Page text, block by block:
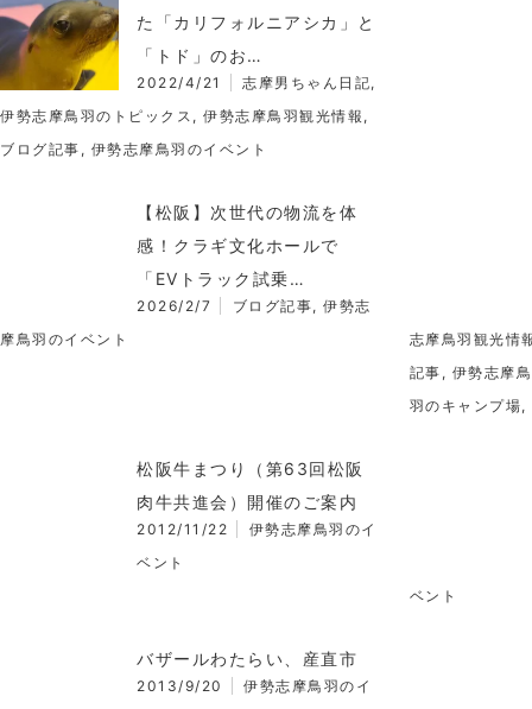
た「カリフォルニアシカ」と
「トド」のお…
2022/4/21 志摩男ちゃん日記,
伊勢志摩鳥羽のトピックス , 伊勢志摩鳥羽観光情報 ,
ブログ記事 , 伊勢志摩鳥羽のイベント
【松阪】次世代の物流を体
感！クラギ文化ホールで
「EVトラック試乗…
2026/2/7 ブログ記事, 伊勢志
摩鳥羽のイベント
志摩鳥羽観光情
記事 , 伊勢志摩
羽のキャンプ場,
松阪牛まつり（第63回松阪
肉牛共進会）開催のご案内
2012/11/22
伊勢志摩鳥羽のイ
ベント
ベント
バザールわたらい、産直市
2013/9/20 伊勢志摩鳥羽のイ